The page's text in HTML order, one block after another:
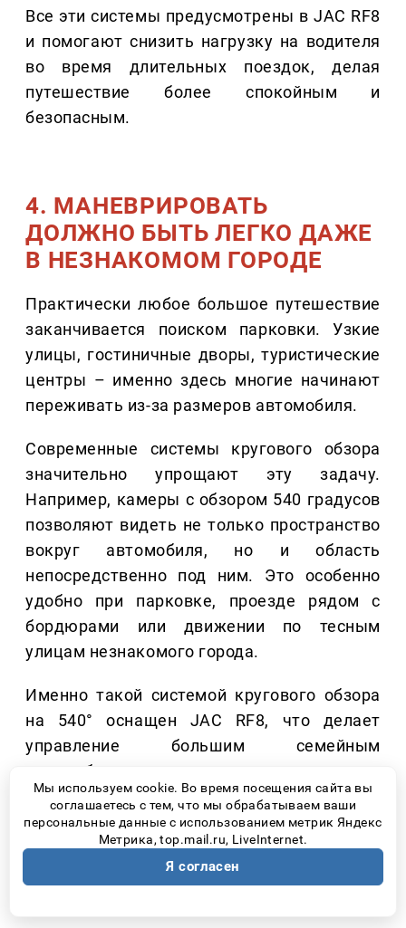
Все эти системы предусмотрены в JAC RF8
и помогают снизить нагрузку на водителя
во время длительных поездок, делая
путешествие более спокойным и
безопасным.
4. МАНЕВРИРОВАТЬ
ДОЛЖНО БЫТЬ ЛЕГКО ДАЖЕ
В НЕЗНАКОМОМ ГОРОДЕ
Практически любое большое путешествие
заканчивается поиском парковки. Узкие
улицы, гостиничные дворы, туристические
центры – именно здесь многие начинают
переживать из-за размеров автомобиля.
Современные системы кругового обзора
значительно упрощают эту задачу.
Например, камеры с обзором 540 градусов
позволяют видеть не только пространство
вокруг автомобиля, но и область
непосредственно под ним. Это особенно
удобно при парковке, проезде рядом с
бордюрами или движении по тесным
улицам незнакомого города.
Именно такой системой кругового обзора
на 540° оснащен JAC RF8, что делает
управление большим семейным
автомобилем значительно проще как в
путешествии, так и в повседневной
эксплуатации.
5. ЗАПАС МОЩНОСТИ (ЭТО
НЕ ТОЛЬКО ПРО СКОРОСТЬ)
Мы используем cookie. Во время посещения сайта вы
соглашаетесь с тем, что мы обрабатываем ваши
персональные данные с использованием метрик Яндекс
Метрика, top.mail.ru, LiveInternet.
Я согласен